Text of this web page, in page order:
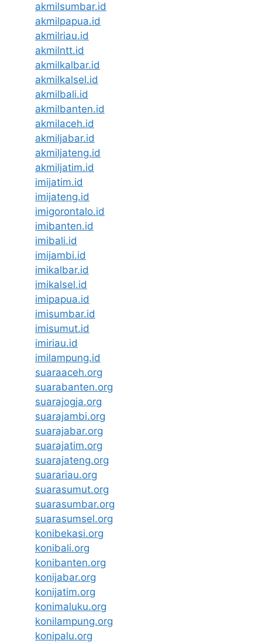
akmilsumbar.id
akmilpapua.id
akmilriau.id
akmilntt.id
akmilkalbar.id
akmilkalsel.id
akmilbali.id
akmilbanten.id
akmilaceh.id
akmiljabar.id
akmiljateng.id
akmiljatim.id
imijatim.id
imijateng.id
imigorontalo.id
imibanten.id
imibali.id
imijambi.id
imikalbar.id
imikalsel.id
imipapua.id
imisumbar.id
imisumut.id
imiriau.id
imilampung.id
suaraaceh.org
suarabanten.org
suarajogja.org
suarajambi.org
suarajabar.org
suarajatim.org
suarajateng.org
suarariau.org
suarasumut.org
suarasumbar.org
suarasumsel.org
konibekasi.org
konibali.org
konibanten.org
konijabar.org
konijatim.org
konimaluku.org
konilampung.org
konipalu.org